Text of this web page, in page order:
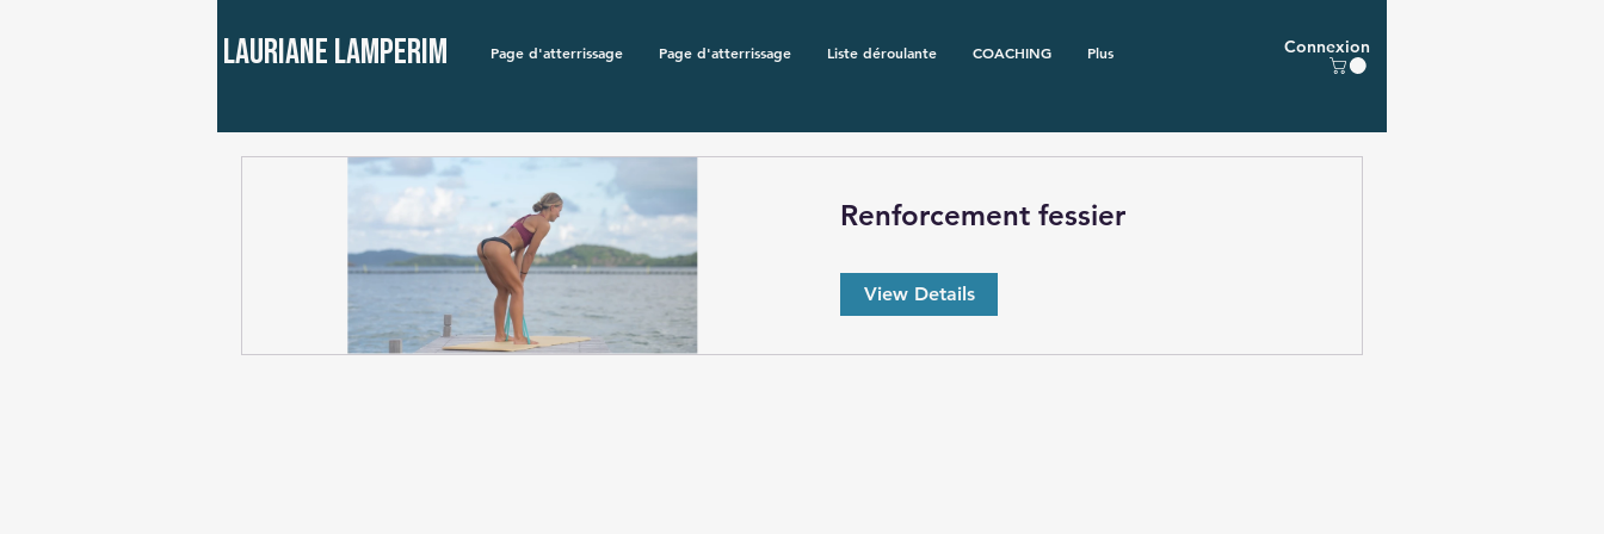
Lauriane Lamperim Page d'atterrissage Page d'atterrissage Liste déroulante COACHING Plus Connexion
Renforcement fessier
View Details